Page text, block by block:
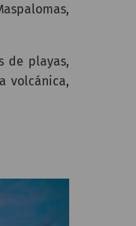
de playas,
volcánica,